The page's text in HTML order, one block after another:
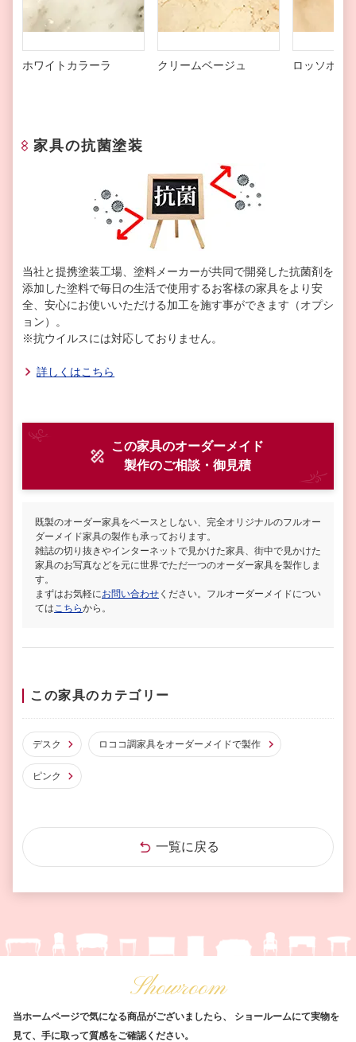
ホワイトカラーラ クリームベージュ ロッソポル
家具の抗菌塗装
当社と提携塗装工場、塗料メーカーが共同で開発した抗菌剤を
添加した塗料で毎日の生活で使用するお客様の家具をより安
全、安心にお使いいただける加工を施す事ができます（オプシ
ョン）。
※抗ウイルスには対応しておりません。
詳しくはこちら
この家具のオーダーメイド
製作のご相談・御見積
既製のオーダー家具をベースとしない、完全オリジナルのフルオー
ダーメイド家具の製作も承っております。
雑誌の切り抜きやインターネットで見かけた家具、街中で見かけた
家具のお写真などを元に世界でただ一つのオーダー家具を製作しま
す。
まずはお気軽にお問い合わせ ください。フルオーダーメイドについ
ては こちらから。
この家具のカテゴリー
デスク ロココ調家具をオーダーメイドで製作
ピンク
一覧に戻る
Showroom
当ホームページで気になる商品がございましたら、
ショールームにて実物を
見て、手に取って質感をご確認ください。